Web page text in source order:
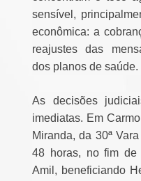
sensível,
econômica: a
reajustes das
dos planos de saúde.
As decisões
imediatas. Em
Miranda, da 30ª
48 horas, no fim de
Amil, beneficiando